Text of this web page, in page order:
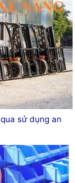
sử dụng an